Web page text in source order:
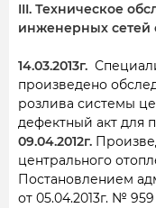
III. Техническое
инженерных сетей
14.03.2013г.
произведено
розлива системы
дефектный акт для
09.04.2012г.
центрального
Постановлением
от 05.04.2013г. №